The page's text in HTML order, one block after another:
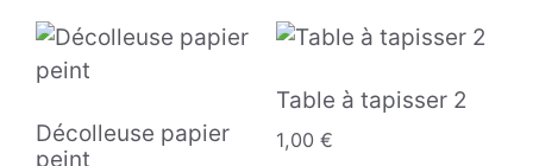
Décolleuse papier
peint
Table à tapisser 2
1,00 €